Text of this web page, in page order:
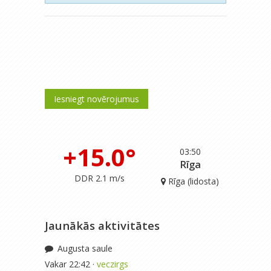
Iesniegt novērojumus
03:50
+15.0°
DDR 2.1 m/s
Rīga
Rīga (lidosta)
Jaunākās aktivitātes
Augusta saule
Vakar 22:42 · veczirgs